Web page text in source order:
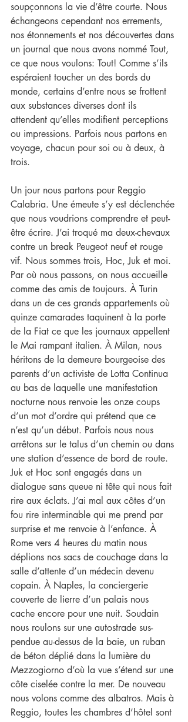
soupçonnons la vie d’être courte. Nous
échangeons cependant nos errements,
nos étonnements et nos découvertes dans
un journal que nous avons nommé Tout,
ce que nous voulons: Tout! Comme s’ils
espéraient toucher un des bords du
monde, certains d’entre nous se frottent
aux substances diverses dont ils
attendent qu’elles modifient perceptions
ou impressions. Parfois nous partons en
voyage, chacun pour soi ou à deux, à
trois.
Un jour nous partons pour Reggio
Calabria. Une émeute s’y est déclenchée
que nous voudrions comprendre et peut-
être écrire. J’ai troqué ma deux-chevaux
contre un break Peugeot neuf et rouge
vif. Nous sommes trois, Hoc, Juk et moi.
Par où nous passons, on nous accueille
comme des amis de toujours. À Turin
dans un de ces grands appartements où
quinze camarades taquinent à la porte
de la Fiat ce que les journaux appellent
le Mai rampant italien. À Milan, nous
héritons de la demeure bourgeoise des
parents d’un activiste de Lotta Continua
au bas de laquelle une manifestation
nocturne nous renvoie les onze coups
d’un mot d’ordre qui prétend que ce
n’est qu’un début. Parfois nous nous
arrêtons sur le talus d’un chemin ou dans
une station d’essence de bord de route.
Juk et Hoc sont engagés dans un
dialogue sans queue ni tête qui nous fait
rire aux éclats. J’ai mal aux côtes d’un
fou rire interminable qui me prend par
surprise et me renvoie à l’enfance. À
Rome vers 4 heures du matin nous
déplions nos sacs de couchage dans la
salle d’attente d’un médecin devenu
copain. À Naples, la conciergerie
couverte de lierre d’un palais nous
cache encore pour une nuit. Soudain
nous roulons sur une autostrade sus-
pendue au-dessus de la baie, un ruban
de béton déplié dans la lumière du
Mezzogiorno d’où la vue s’étend sur une
côte ciselée contre la mer. De nouveau
nous volons comme des albatros. Mais à
Reggio, toutes les chambres d’hôtel sont